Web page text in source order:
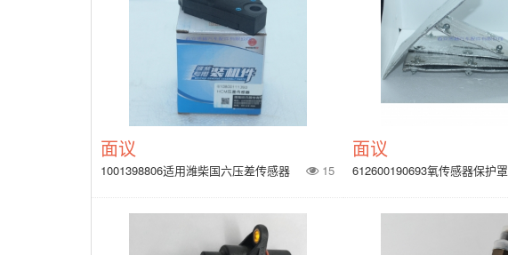
面议
1001398806适用潍柴国六压差传感器 15
面议
612600190693氧传感器保护罩